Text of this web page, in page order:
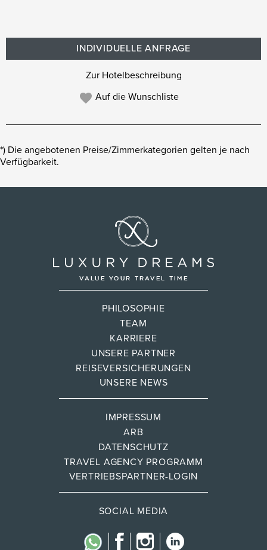
INDIVIDUELLE ANFRAGE
Zur Hotelbeschreibung
Auf die Wunschliste
*) Die angebotenen Preise/Zimmerkategorien gelten je nach
Verfügbarkeit.
PHILOSOPHIE
TEAM
KARRIERE
UNSERE PARTNER
REISEVERSICHERUNGEN
UNSERE NEWS
IMPRESSUM
ARB
DATENSCHUTZ
TRAVEL AGENCY PROGRAMM
VERTRIEBSPARTNER-LOGIN
SOCIAL MEDIA